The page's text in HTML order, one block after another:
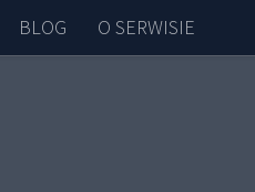
BLOG O SERWISIE